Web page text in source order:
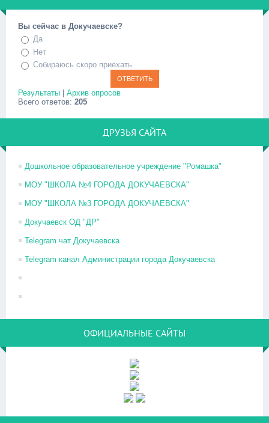
Вы сейчас в Докучаевске?
Да
Нет
Собираюсь скоро приехать
Результаты | Архив опросов
Всего ответов: 205
ДРУЗЬЯ САЙТА
Дошкольное образовательное учреждение "Ромашка"
МОУ "ШКОЛА №4 ГОРОДА ДОКУЧАЕВСКА"
МОУ "ШКОЛА №3 ГОРОДА ДОКУЧАЕВСКА"
Докучаевск ОД "ДР"
Telegram чат Докучаевска
Telegram канал Администрации города Докучаевска
ОФИЦИАЛЬНЫЕ САЙТЫ